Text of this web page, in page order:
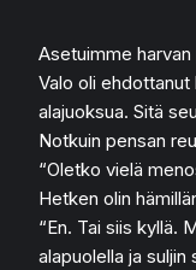
Asetuimme harvan
Valo oli
alajuoksua. Sitä
Notkuin pensan
“Oletko vielä
Hetken olin
“En. Tai siis kyllä.
alapuolella ja suljin